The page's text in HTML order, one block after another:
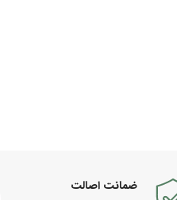
ضمانت اصالت